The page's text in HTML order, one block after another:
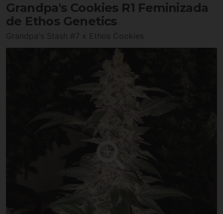
Grandpa's Cookies R1 Feminizada
de Ethos Genetics
Grandpa's Stash #7 x Ethos Cookies